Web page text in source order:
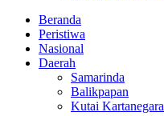
Beranda
Peristiwa
Nasional
Daerah
Samarinda
Balikpapan
Kutai Kartanegara